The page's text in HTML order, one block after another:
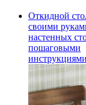
Откидной
своими
настенных
пошаговыми
инструкциями